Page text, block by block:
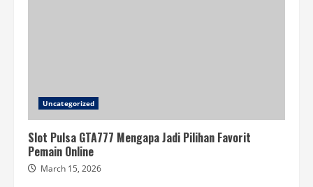
Uncategorized
Slot Pulsa GTA777 Mengapa Jadi Pilihan Favorit
Pemain Online
March 15, 2026